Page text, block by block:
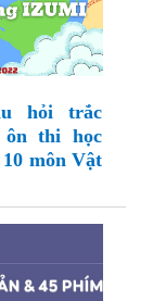
hỏi trắc
ôn thi học
môn Vật